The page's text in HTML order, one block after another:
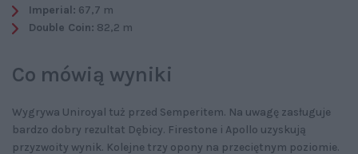
Imperial: 67,7 m
Double Coin: 82,2 m
Co mówią wyniki
Wygrywa Uniroyal tuż przed Semperitem. Na uwagę zasługuje
bardzo dobry rezultat Dębicy. Firestone i Apollo uzyskują
przyzwoity wynik. Kolejne trzy opony na przeciętnym poziomie.